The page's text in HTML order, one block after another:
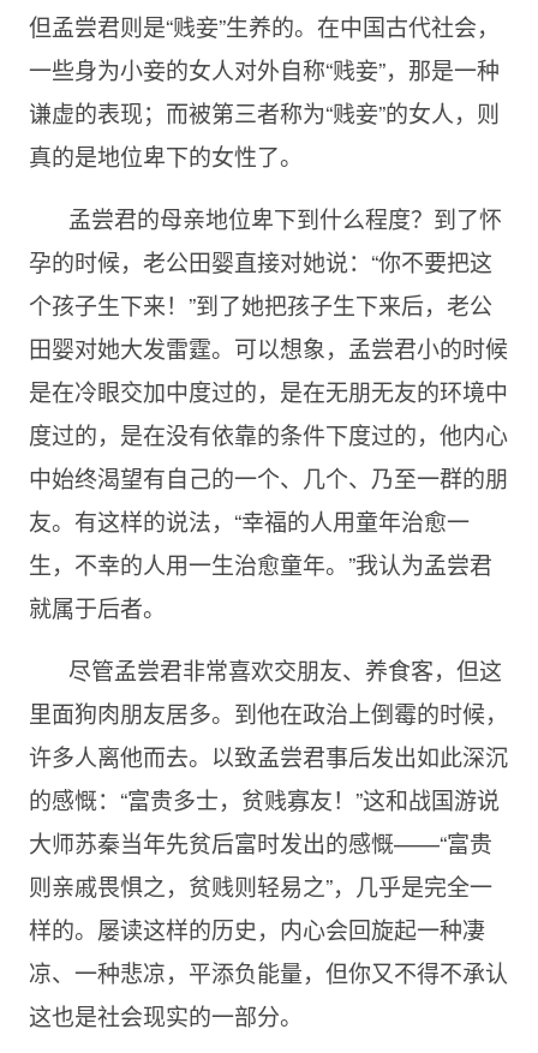
但孟尝君则是“贱妾”生养的。在中国古代社会，
一些身为小妾的女人对外自称“贱妾”，那是一种
谦虚的表现；而被第三者称为“贱妾”的女人，则
真的是地位卑下的女性了。
孟尝君的母亲地位卑下到什么程度？到了怀
孕的时候，老公田婴直接对她说：“你不要把这
个孩子生下来！”到了她把孩子生下来后，老公
田婴对她大发雷霆。可以想象，孟尝君小的时候
是在冷眼交加中度过的，是在无朋无友的环境中
度过的，是在没有依靠的条件下度过的，他内心
中始终渴望有自己的一个、几个、乃至一群的朋
友。有这样的说法，“幸福的人用童年治愈一
生，不幸的人用一生治愈童年。”我认为孟尝君
就属于后者。
尽管孟尝君非常喜欢交朋友、养食客，但这
里面狗肉朋友居多。到他在政治上倒霉的时候，
许多人离他而去。以致孟尝君事后发出如此深沉
的感慨：“富贵多士，贫贱寡友！”这和战国游说
大师苏秦当年先贫后富时发出的感慨——“富贵
则亲戚畏惧之，贫贱则轻易之”，几乎是完全一
样的。屡读这样的历史，内心会回旋起一种凄
凉、一种悲凉，平添负能量，但你又不得不承认
这也是社会现实的一部分。